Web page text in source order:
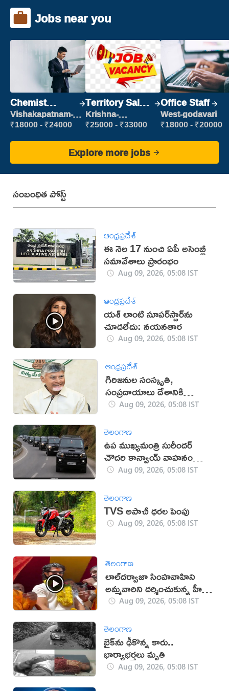
Jobs near you
Chemist
Production
Executive
Vishakapatnam-
new
₹18000 - ₹24000
Territory Sales
Manager
Krishna-
vijayawada
₹25000 - ₹33000
Office Staff
West-godavari
₹18000 - ₹20000
Explore more jobs
సంబంధిత పోస్ట్
ఆంధ్రప్రదేశ్
ఈ నెల 17 నుంచి ఏపీ అసెంబ్లీ
సమావేశాలు ప్రారంభం
Aug 09, 2026, 05:08 IST
ఆంధ్రప్రదేశ్
యశ్ లాంటి సూపర్‌స్టార్‌ను
చూడలేదు: నయనతార
Aug 09, 2026, 05:08 IST
ఆంధ్రప్రదేశ్
గిరిజనుల సంస్కృతి,
సంప్రదాయాలు దేశానికి
గర్వకారణం: సీఎం చంద్రబాబు
Aug 09, 2026, 05:08 IST
తెలంగాణ
ఉప ముఖ్యమంత్రి సురీందర్
చౌదరి కాన్వాయ్ వాహనం
ఢీకొని వ్యక్తి మృతి!
Aug 09, 2026, 05:08 IST
తెలంగాణ
TVS అపాచీ ధరల పెంపు
Aug 09, 2026, 05:08 IST
తెలంగాణ
లాల్‌దర్వాజా సింహవాహిని
అమ్మవారిని దర్శించుకున్న హీరో
విజయ్‌Aug 09, 2026, 05:08 IST
తెలంగాణ
బైక్‌ను ఢీకొన్న కారు..
భార్యాభర్తలు మృతి
Aug 09, 2026, 05:08 IST